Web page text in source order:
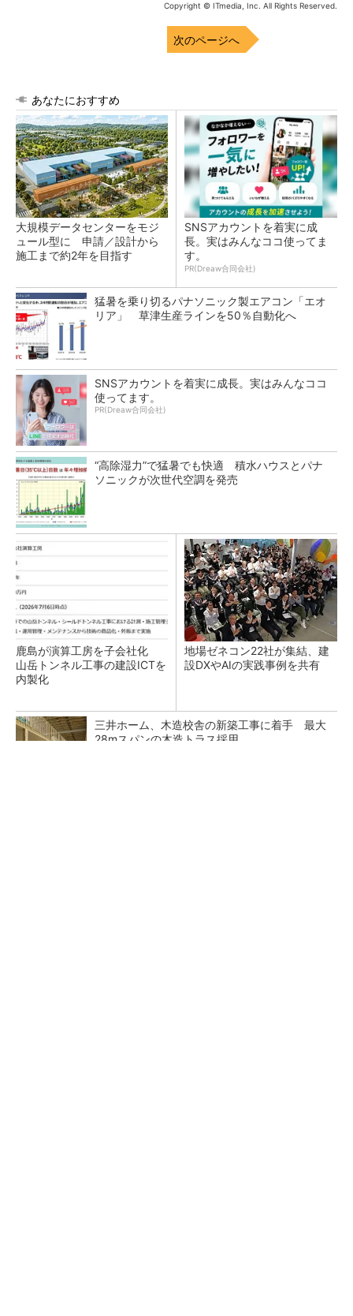
Copyright © ITmedia, Inc. All Rights Reserved.
次のページへ
あなたにおすすめ
大規模データセンターをモジ
ュール型に 申請／設計から
施工まで約2年を目指す
SNSアカウントを着実に成
長。実はみんなココ使ってま
す。
PR(Dreaw合同会社)
猛暑を乗り切るパナソニック製エアコン「エオ
リア」 草津生産ラインを50％自動化へ
SNSアカウントを着実に成長。実はみんなココ
使ってます。
PR(Dreaw合同会社)
“高除湿力”で猛暑でも快適 積水ハウスとパナ
ソニックが次世代空調を発売
鹿島が演算工房を子会社化
山岳トンネル工事の建設ICTを
内製化
地場ゼネコン22社が集結、建
設DXやAIの実践事例を共有
三井ホーム、木造校舎の新築工事に着手 最大
28mスパンの木造トラス採用